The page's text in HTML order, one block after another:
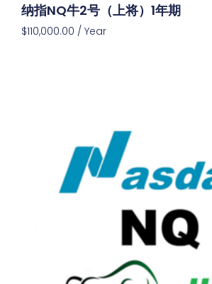
纳指NQ牛2号（上将）1年期
$110,000.00 / Year